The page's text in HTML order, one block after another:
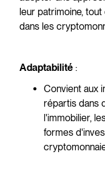
leur patrimoine,
dans les
Adaptabilité :
Convient aux
répartis dans
l'immobilier,
formes